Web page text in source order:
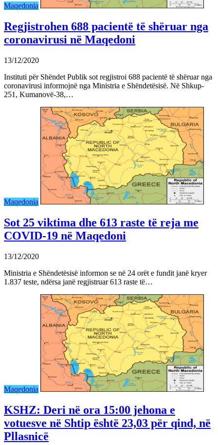
Maqedonia
Regjistrohen 688 pacientë të shëruar nga
coronavirusi në Maqedoni
13/12/2020
Instituti për Shëndet Publik sot regjistroi 688 pacientë të shëruar nga
coronavirusi informojnë nga Ministria e Shëndetësisë. Në Shkup-
251, Kumanovë-38,…
Maqedonia
Sot 25 viktima dhe 613 raste të reja me
COVID-19 në Maqedoni
13/12/2020
Ministria e Shëndetësisë informon se në 24 orët e fundit janë kryer
1.837 teste, ndërsa janë regjistruar 613 raste të…
Maqedonia
KSHZ: Deri në ora 15:00 jehona e
votuesve në Shtip është 23,03 për qind, në
Pllasnicë